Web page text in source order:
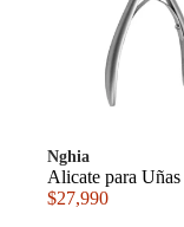
Nghia
Alicate para
$27,990